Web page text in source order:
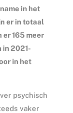
in het
er in totaal
er 165 meer
in 2021-
in het
psychisch
vaker